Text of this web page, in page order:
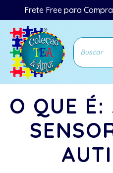
Frete Free para
O QUE É: